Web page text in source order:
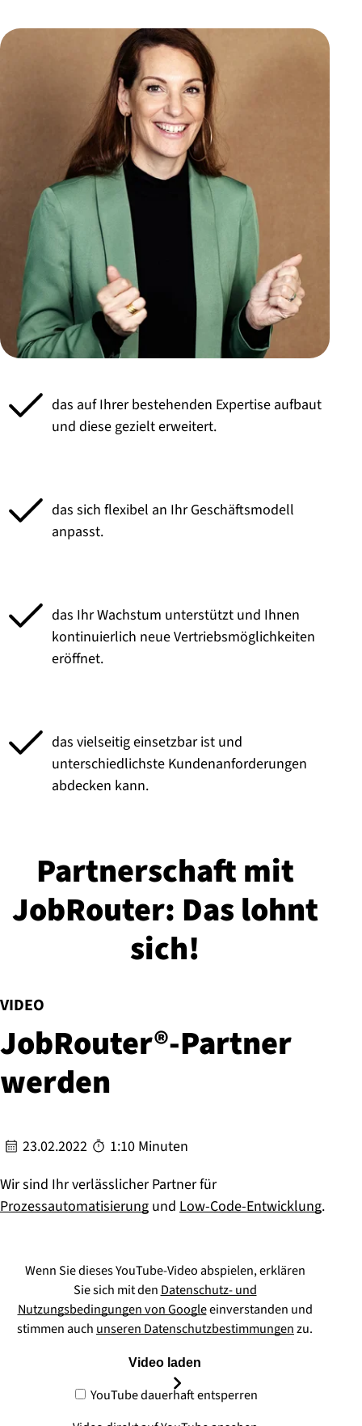
das auf Ihrer bestehenden Expertise aufbaut
und diese gezielt erweitert.
das sich flexibel an Ihr Geschäftsmodell
anpasst.
das Ihr Wachstum unterstützt und Ihnen
kontinuierlich neue Vertriebsmöglichkeiten
eröffnet.
das vielseitig einsetzbar ist und
unterschiedlichste Kundenanforderungen
abdecken kann.
Part­ner­schaft mit
JobRouter: Das lohnt
sich!
VIDEO
:
JobRouter®-Part­ner
werden
23.02.2022
1:10 Minuten
Wir sind Ihr verlässlicher Partner für
Prozessautomatisierung und Low-Code-Entwicklung.
Wenn Sie dieses YouTube-Video abspielen, erklären
Sie sich mit den Datenschutz- und
Nutzungsbedingungen von Googleeinverstanden und
stimmen auch unseren Datenschutzbestimmungenzu.
Video laden
YouTube dauerhaft entsperren